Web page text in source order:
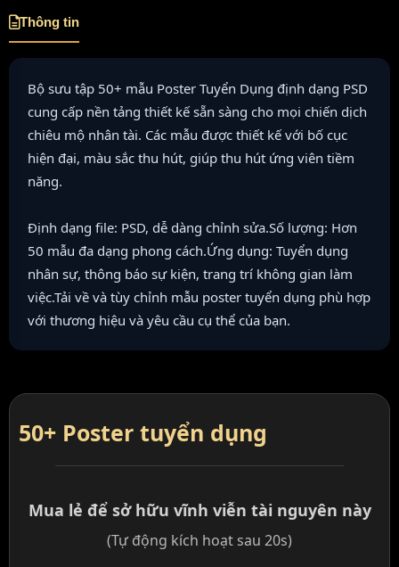
Thông tin
Bộ sưu tập 50+ mẫu Poster Tuyển Dụng định dạng PSD
cung cấp nền tảng thiết kế sẵn sàng cho mọi chiến dịch
chiêu mộ nhân tài. Các mẫu được thiết kế với bố cục
hiện đại, màu sắc thu hút, giúp thu hút ứng viên tiềm
năng.
Định dạng file: PSD, dễ dàng chỉnh sửa.Số lượng: Hơn
50 mẫu đa dạng phong cách.Ứng dụng: Tuyển dụng
nhân sự, thông báo sự kiện, trang trí không gian làm
việc.Tải về và tùy chỉnh mẫu poster tuyển dụng phù hợp
với thương hiệu và yêu cầu cụ thể của bạn.
50+ Poster tuyển dụng
Mua lẻ để sở hữu vĩnh viễn tài nguyên này
(Tự động kích hoạt sau 20s)